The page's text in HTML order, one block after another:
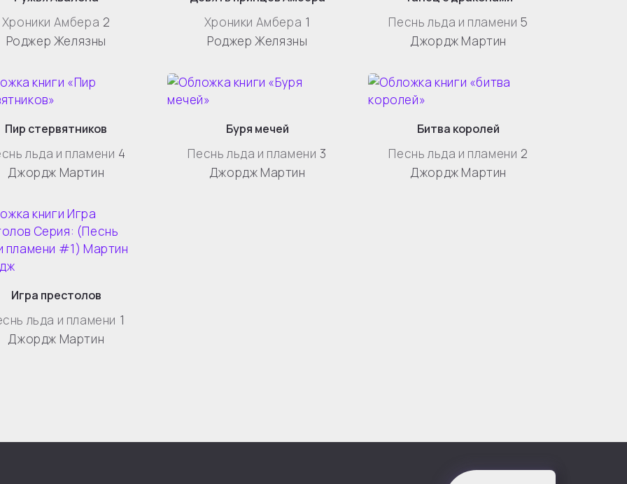
Хроники Амбера 2
Роджер Желязны
Хроники Амбера 1
Роджер Желязны
Песнь льда и пламени 5
Джордж Мартин
Пир стервятников
льда и пламени 4
Джордж Мартин
Буря мечей
Песнь льда и пламени 3
Джордж Мартин
Битва королей
Песнь льда и пламени 2
Джордж Мартин
Игра престолов
льда и пламени 1
Джордж Мартин